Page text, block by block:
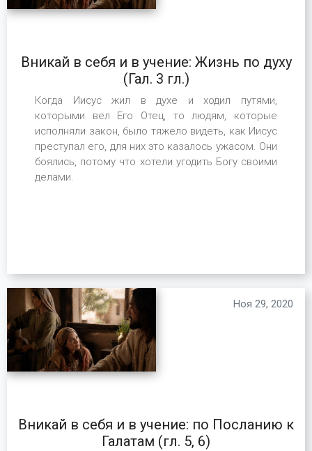
Вникай в себя и в учение: Жизнь по духу
(Гал. 3 гл.)
Когда Иисус жил в духе и ходил путями,
которыми вел Его Отец, то людям, которые
исполняли закон, было тяжело видеть, как Иисус
преступал его, для них это казалось ужасом. Они
боялись, потому что хотели угодить Богу своими
делами.
Вникай в себя и в учение: по Посланию к
Галатам (гл. 5, 6)
Ноя 29, 2020